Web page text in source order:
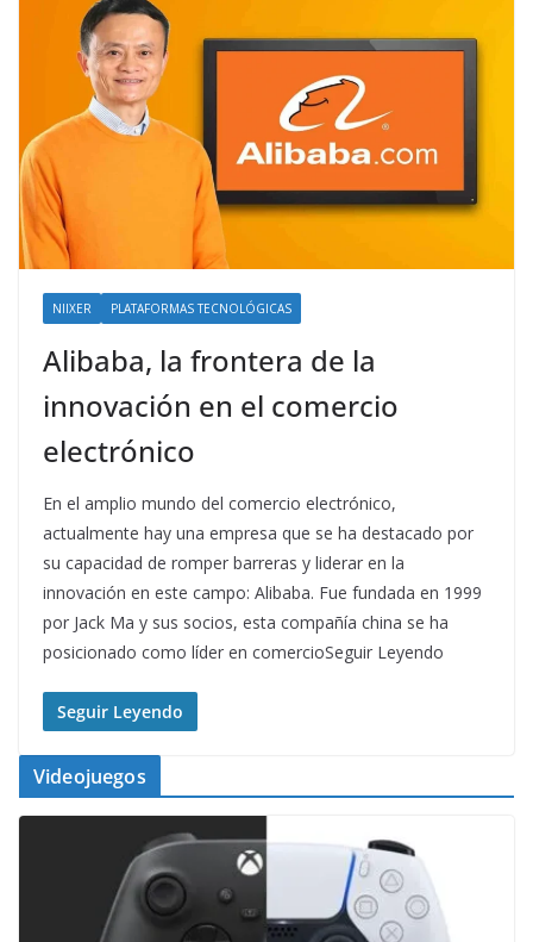
NIIXER PLATAFORMAS TECNOLÓGICAS
Alibaba, la frontera de la
innovación en el comercio
electrónico
En el amplio mundo del comercio electrónico,
actualmente hay una empresa que se ha destacado por
su capacidad de romper barreras y liderar en la
innovación en este campo: Alibaba. Fue fundada en 1999
por Jack Ma y sus socios, esta compañía china se ha
posicionado como líder en comercioSeguir Leyendo
Seguir Leyendo
Videojuegos